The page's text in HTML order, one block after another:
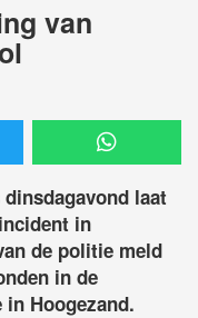
van
laat
in
de politie meld
in de
in Hoogezand.